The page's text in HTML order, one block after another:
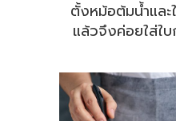
ตั้งหม้อต้มน้ำและ
แล้วจึงค่อยใส่ใ